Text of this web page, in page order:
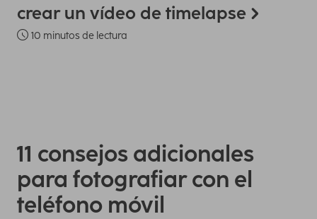
crear un vídeo de timelapse
10 minutos de lectura
11 consejos adicionales
para fotografiar con el
teléfono móvil